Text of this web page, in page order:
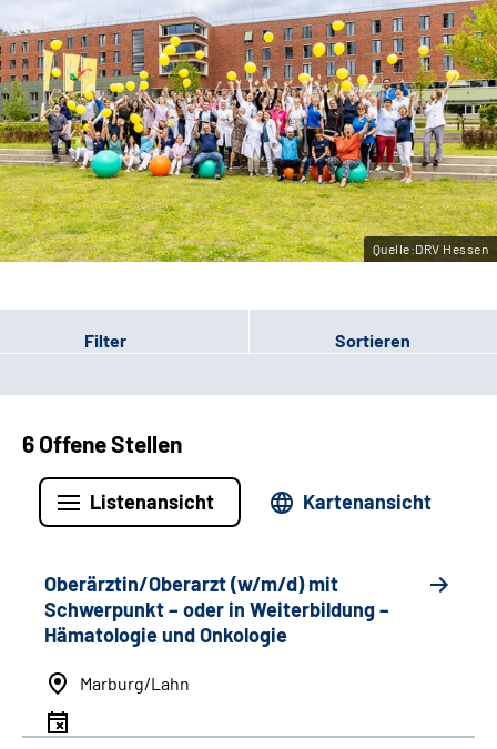
Sozialdienste & Zuweisende
Suche
Leichte Sprache
Gebärdensprache
Quelle:DRV Hessen
Filter Sortieren
6 Offene Stellen
Listenansicht Kartenansicht
Oberärztin/Oberarzt (w/m/d) mit
Schwerpunkt– oder in Weiterbildung–
Hämatologie und Onkologie
Marburg/Lahn